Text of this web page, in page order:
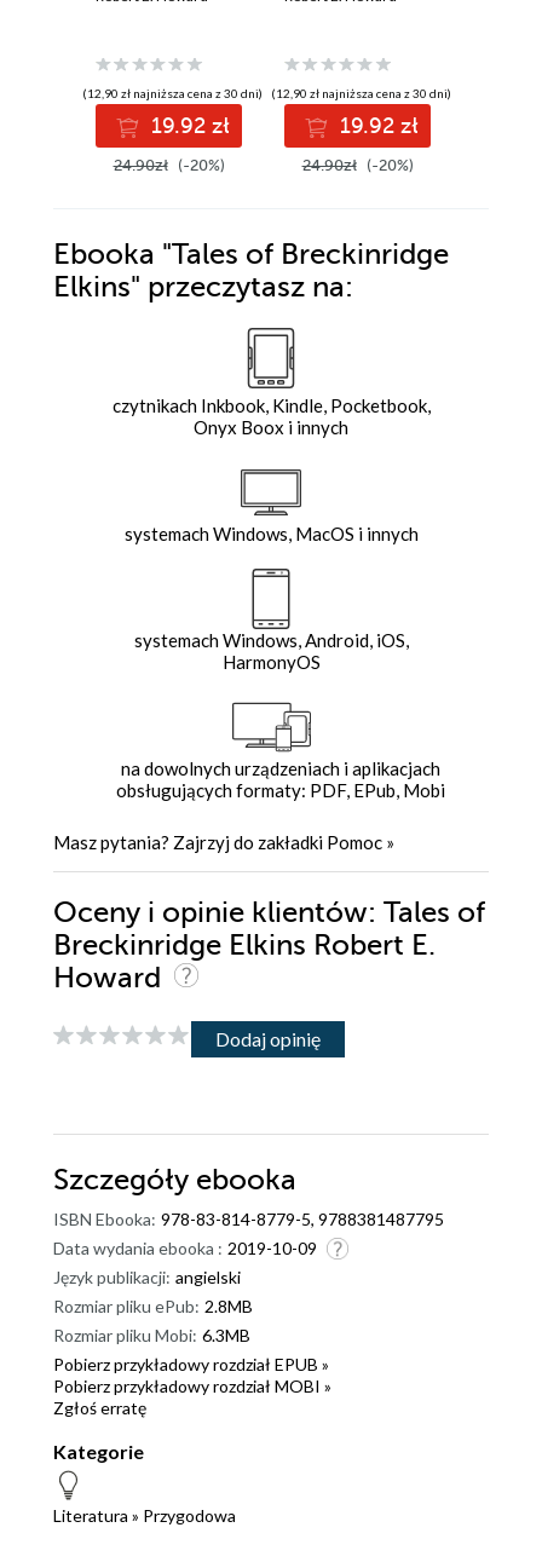
(12,90 zł najniższa cena z 30 dni)
19.92 zł
24.90zł (-20%)
(12,90 zł najniższa cena z 30 dni)
19.92 zł
24.90zł (-20%)
Ebooka "Tales of Breckinridge
Elkins" przeczytasz na:
czytnikach Inkbook, Kindle, Pocketbook,
Onyx Boox i innych
systemach Windows, MacOS i innych
systemach Windows, Android, iOS,
HarmonyOS
na dowolnych urządzeniach i aplikacjach
obsługujących formaty: PDF, EPub, Mobi
Masz pytania? Zajrzyj do zakładki Pomoc »
Oceny i opinie klientów: Tales of
Breckinridge Elkins Robert E.
Howard
Dodaj opinię
Szczegóły ebooka
ISBN Ebooka: 978-83-814-8779-5, 9788381487795
Data wydania ebooka : 2019-10-09
Język publikacji: angielski
Rozmiar pliku ePub: 2.8MB
Rozmiar pliku Mobi: 6.3MB
Pobierz przykładowy rozdział EPUB »
Pobierz przykładowy rozdział MOBI »
Zgłoś erratę
Kategorie
Literatura » Przygodowa